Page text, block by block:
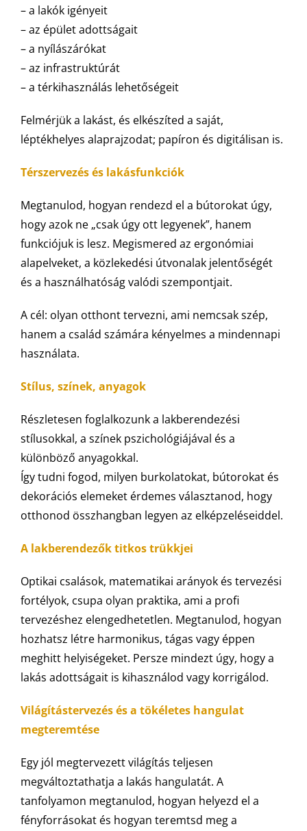
– a lakók igényeit
– az épület adottságait
– a nyílászárókat
– az infrastruktúrát
– a térkihasználás lehetőségeit
Felmérjük a lakást, és elkészíted a saját,
léptékhelyes alaprajzodat; papíron és digitálisan is.
Térszervezés és lakásfunkciók
Megtanulod, hogyan rendezd el a bútorokat úgy,
hogy azok ne „csak úgy ott legyenek”, hanem
funkciójuk is lesz. Megismered az ergonómiai
alapelveket, a közlekedési útvonalak jelentőségét
és a használhatóság valódi szempontjait.
A cél: olyan otthont tervezni, ami nemcsak szép,
hanem a család számára kényelmes a mindennapi
használata.
Stílus, színek, anyagok
Részletesen foglalkozunk a lakberendezési
stílusokkal, a színek pszichológiájával és a
különböző anyagokkal.
Így tudni fogod, milyen burkolatokat, bútorokat és
dekorációs elemeket érdemes választanod, hogy
otthonod összhangban legyen az elképzeléseiddel.
A lakberendezők titkos trükkjei
Optikai csalások, matematikai arányok és tervezési
fortélyok, csupa olyan praktika, ami a profi
tervezéshez elengedhetetlen. Megtanulod, hogyan
hozhatsz létre harmonikus, tágas vagy éppen
meghitt helyiségeket. Persze mindezt úgy, hogy a
lakás adottságait is kihasználod vagy korrigálod.
Világítástervezés és a tökéletes hangulat
megteremtése
Egy jól megtervezett világítás teljesen
megváltoztathatja a lakás hangulatát. A
tanfolyamon megtanulod, hogyan helyezd el a
fényforrásokat és hogyan teremtsd meg a